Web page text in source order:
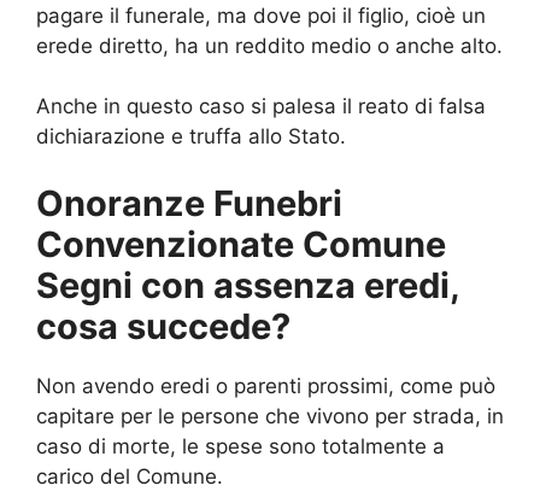
pagare il funerale, ma dove poi il figlio, cioè un
erede diretto, ha un reddito medio o anche alto.
Anche in questo caso si palesa il reato di falsa
dichiarazione e truffa allo Stato.
Onoranze Funebri
Convenzionate Comune
Segni con assenza eredi,
cosa succede?
Non avendo eredi o parenti prossimi, come può
capitare per le persone che vivono per strada, in
caso di morte, le spese sono totalmente a
carico del Comune.